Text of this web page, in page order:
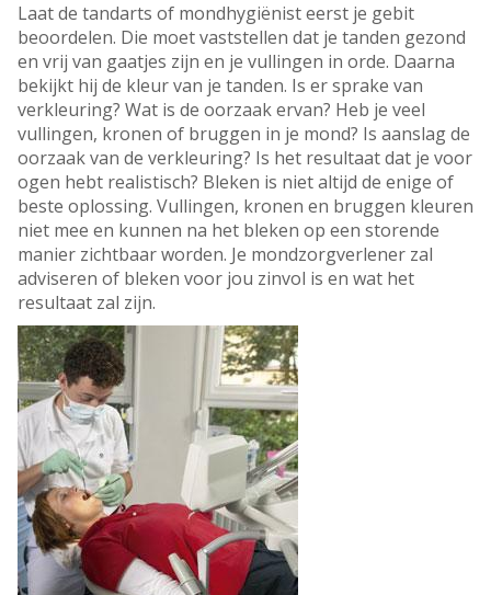
Laat de tandarts of mondhygiënist eerst je gebit
beoordelen. Die moet vaststellen dat je tanden gezond
en vrij van gaatjes zijn en je vullingen in orde. Daarna
bekijkt hij de kleur van je tanden. Is er sprake van
verkleuring? Wat is de oorzaak ervan? Heb je veel
vullingen, kronen of bruggen in je mond? Is aanslag de
oorzaak van de verkleuring? Is het resultaat dat je voor
ogen hebt realistisch? Bleken is niet altijd de enige of
beste oplossing. Vullingen, kronen en bruggen kleuren
niet mee en kunnen na het bleken op een storende
manier zichtbaar worden. Je mondzorgverlener zal
adviseren of bleken voor jou zinvol is en wat het
resultaat zal zijn.